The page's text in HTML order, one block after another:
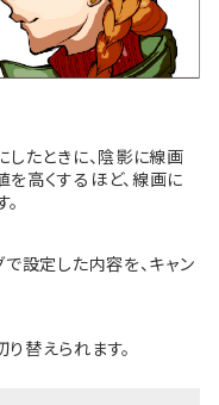
たときに、陰影に線画
高くするほど、線画に
設定した内容を、キャン
替えられます。